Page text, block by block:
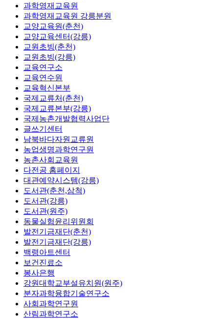
과학영재교육원
과학영재교육원 강릉분원
교양교육원(춘천)
교양교육센터(강릉)
교원초빙(춘천)
교원초빙(강릉)
교육연구소
교육연수원
교육혁신본부
국제교류처(춘천)
국제교류본부(강릉)
국제농촌개발협력사업단
글쓰기센터
남북바다자원교류원
농업생명과학연구원
농촌사회교육원
다전공 홈페이지
대관예약시스템(강릉)
도서관(춘천,삼척)
도서관(강릉)
도서관(원주)
동물실험윤리위원회
발전기금재단(춘천)
발전기금재단(강릉)
백령아트센터
보건진료소
봉사은행
강원대학교부설유치원(원주)
분자과학융합기술연구소
사회과학연구원
산림과학연구소